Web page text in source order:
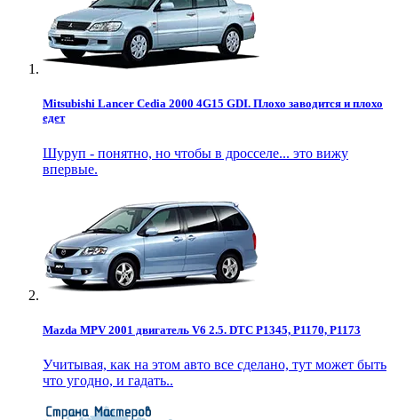
Mitsubishi Lancer Cedia 2000 4G15 GDI. Плохо заводится и плохо
едет
Шуруп - понятно, но чтобы в дросселе... это вижу
впервые.
Mazda MPV 2001 двигатель V6 2.5. DTC P1345, P1170, P1173
Учитывая, как на этом авто все сделано, тут может быть
что угодно, и гадать..